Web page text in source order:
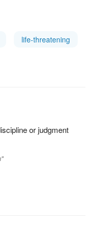
life-threatening
or judgment